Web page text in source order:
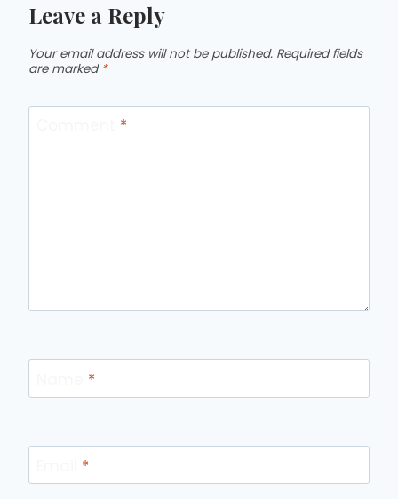
Leave a Reply
Your email address will not be published. Required fields
are marked *
*
*
*